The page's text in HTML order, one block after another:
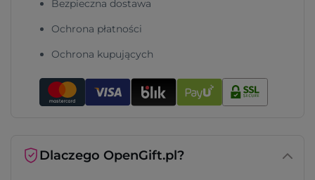
Bezpieczna dostawa
Ochrona płatności
Ochrona kupujących
Dlaczego OpenGift.pl?